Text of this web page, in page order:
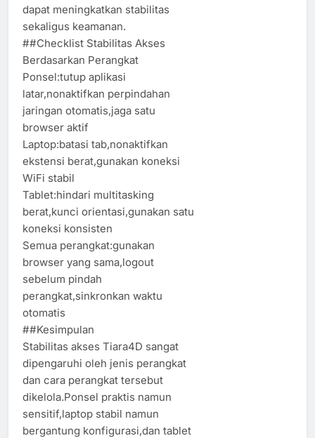
dapat meningkatkan stabilitas
sekaligus keamanan.
##Checklist Stabilitas Akses
Berdasarkan Perangkat
Ponsel:tutup aplikasi
latar,nonaktifkan perpindahan
jaringan otomatis,jaga satu
browser aktif
Laptop:batasi tab,nonaktifkan
ekstensi berat,gunakan koneksi
WiFi stabil
Tablet:hindari multitasking
berat,kunci orientasi,gunakan satu
koneksi konsisten
Semua perangkat:gunakan
browser yang sama,logout
sebelum pindah
perangkat,sinkronkan waktu
otomatis
##Kesimpulan
Stabilitas akses Tiara4D sangat
dipengaruhi oleh jenis perangkat
dan cara perangkat tersebut
dikelola.Ponsel praktis namun
sensitif,laptop stabil namun
bergantung konfigurasi,dan tablet